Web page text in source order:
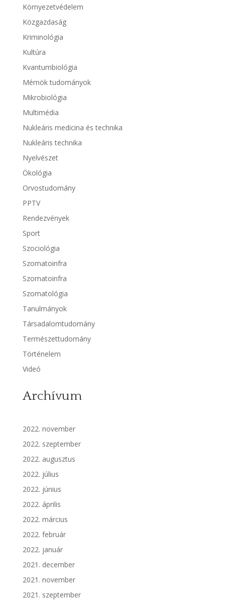
Környezetvédelem
Közgazdaság
Kriminológia
Kultúra
Kvantumbiológia
Mérnök tudományok
Mikrobiológia
Multimédia
Nukleáris medicina és technika
Nukleáris technika
Nyelvészet
Ökológia
Orvostudomány
PPTV
Rendezvények
Sport
Szociológia
Szomatoinfra
Szomatoinfra
Szomatológia
Tanulmányok
Társadalomtudomány
Természettudomány
Történelem
Videó
Archívum
2022. november
2022. szeptember
2022. augusztus
2022. július
2022. június
2022. április
2022. március
2022. február
2022. január
2021. december
2021. november
2021. szeptember